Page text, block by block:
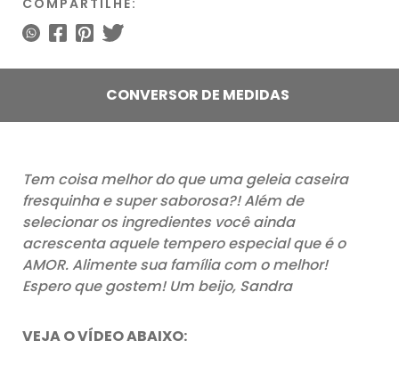
CONVERSOR DE MEDIDAS
Tem coisa melhor do que uma geleia caseira
fresquinha e super saborosa?! Além de
selecionar os ingredientes você ainda
acrescenta aquele tempero especial que é o
AMOR. Alimente sua família com o melhor!
Espero que gostem! Um beijo, Sandra
VEJA O VÍDEO ABAIXO: